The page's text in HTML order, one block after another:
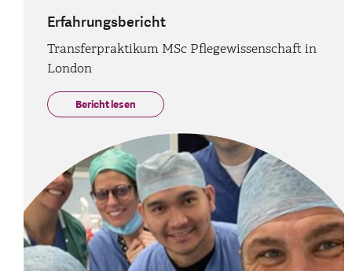
Erfahrungsbericht
Transferpraktikum MSc Pflegewissenschaft in
London
Bericht lesen